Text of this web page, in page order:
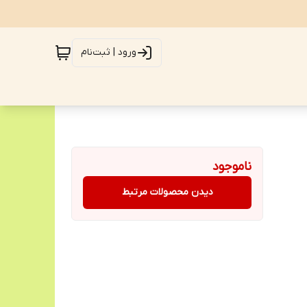
ورود | ثبت‌نام
ناموجود
دیدن محصولات مرتبط